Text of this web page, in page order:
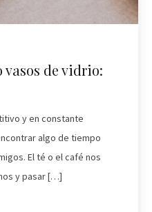
vasos de vidrio:
y en constante
algo de tiempo
El té o el café nos
y pasar […]